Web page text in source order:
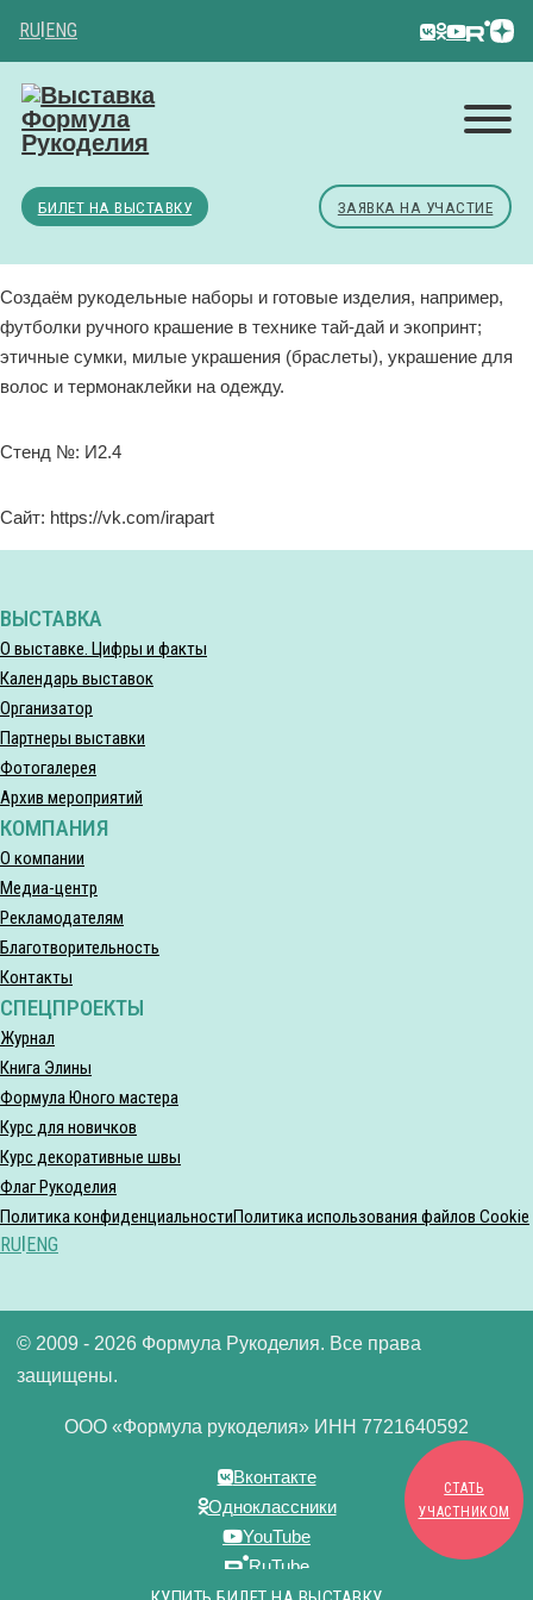
RU ENG
БИЛЕТ НА ВЫСТАВКУ ЗАЯВКА НА УЧАСТИЕ
Создаём рукодельные наборы и готовые изделия, например,
футболки ручного крашение в технике тай-дай и экопринт;
этичные сумки, милые украшения (браслеты), украшение для
волос и термонаклейки на одежду.
Стенд №: И2.4
Сайт: https://vk.com/irapart
ВЫСТАВКА
О выставке. Цифры и факты
Календарь выставок
Организатор
Партнеры выставки
Фотогалерея
Архив мероприятий
КОМПАНИЯ
О компании
Медиа-центр
Рекламодателям
Благотворительность
Контакты
СПЕЦПРОЕКТЫ
Журнал
Книга Элины
Формула Юного мастера
Курс для новичков
Курс декоративные швы
Флаг Рукоделия
СТАТЬ
УЧАСТНИКОМ
Политика конфиденциальностиПолитика использования файлов Cookie
RU ENG
© 2009 - 2026 Формула Рукоделия. Все права
защищены.
ООО «Формула рукоделия» ИНН 7721640592
Вконтакте
Одноклассники
YouTube
RuTube
Дзен